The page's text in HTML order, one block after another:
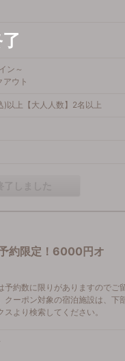
ン～
ウト
)以上【大人人数】2名以上
約限定！6000円オ
予約数に限りがありますのでご
クーポン対象の宿泊施設は、下
スより検索してください。